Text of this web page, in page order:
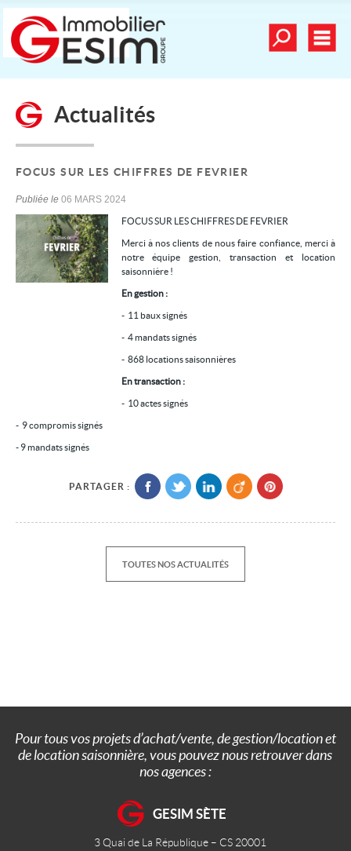
Toutes nos
une estimation
Nos dernières ventes
Alerte email
Contact
Mes sélections 0
Syndic
Notre agence
Méditerranée
Actualités
FOCUS SUR LES CHIFFRES DE FEVRIER
Publiée le 06 MARS 2024
FOCUS SUR LES CHIFFRES DE FEVRIER
Merci à nos clients de nous faire confiance, merci à
notre équipe gestion, transaction et location
saisonnière !
En gestion :
- 11 baux signés
- 4 mandats signés
- 868 locations saisonnières
En transaction :
- 10 actes signés
- 9 compromis signés
- 9 mandats signés
PARTAGER :
TOUTES NOS ACTUALITÉS
Pour tous vos projets d’achat/vente, de gestion/location et
de location saisonnière, vous pouvez nous retrouver dans
nos agences :
GESIM SÈTE
3 Quai de La République – CS 20001